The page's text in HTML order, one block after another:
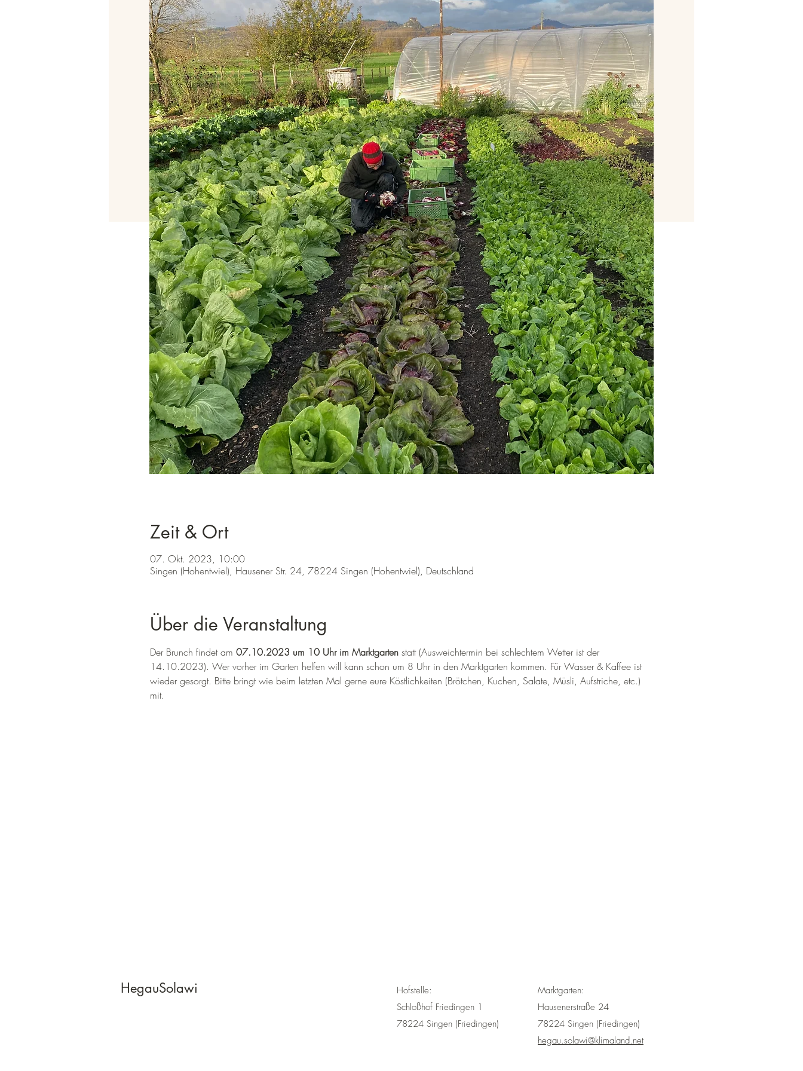
Zeit & Ort
07. Okt. 2023, 10:00
Singen (Hohentwiel), Hausener Str. 24, 78224 Singen (Hohentwiel), Deutschland
Über die Veranstaltung
Der Brunch findet am 07.10.2023 um 10 Uhr im Marktgarten statt (Ausweichtermin bei schlechtem Wetter ist der
14.10.2023). Wer vorher im Garten helfen will kann schon um 8 Uhr in den Marktgarten kommen. Für Wasser & Kaffee ist
wieder gesorgt. Bitte bringt wie beim letzten Mal gerne eure Köstlichkeiten (Brötchen, Kuchen, Salate, Müsli, Aufstriche, etc.)
mit.
HegauSolawi
Hofstelle:
Schloßhof Friedingen 1
78224 Singen (Friedingen)
Marktgarten:
Hausenerstraße 24
78224 Singen (Friedingen)
hegau.solawi@klimaland.net